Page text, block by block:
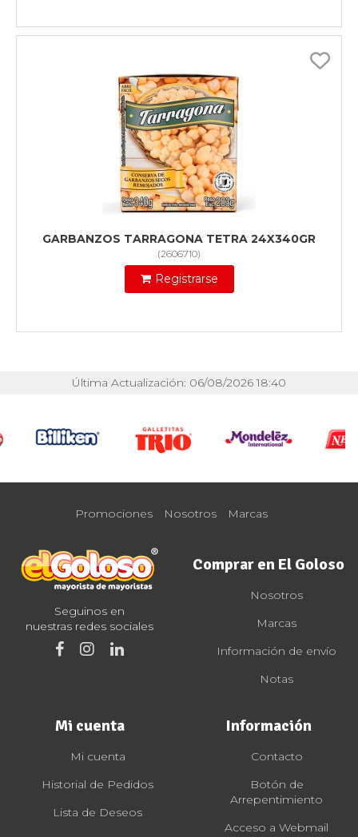
GARBANZOS TARRAGONA TETRA 24X340GR
(2606710)
Registrarse
Última Actualización: 06/08/2026 18:40
Promociones Nosotros Marcas
Seguinos en
nuestras redes sociales
Comprar en El Goloso
Nosotros
Marcas
Información de envío
Notas
Mi cuenta
Mi cuenta
Historial de Pedidos
Lista de Deseos
Información
Contacto
Botón de
Arrepentimiento
Acceso a Webmail